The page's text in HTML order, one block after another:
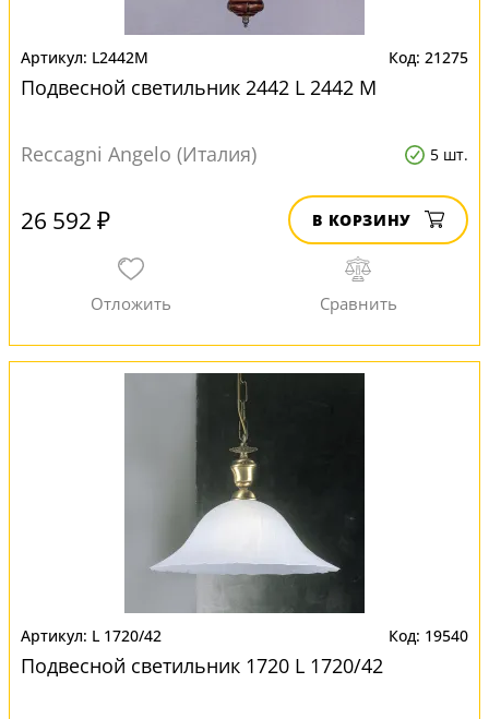
L2442M 21275
Подвесной светильник 2442 L 2442 M
Reccagni Angelo (Италия) 5 шт.
26 592 ₽ В КОРЗИНУ
L 1720/42 19540
Подвесной светильник 1720 L 1720/42